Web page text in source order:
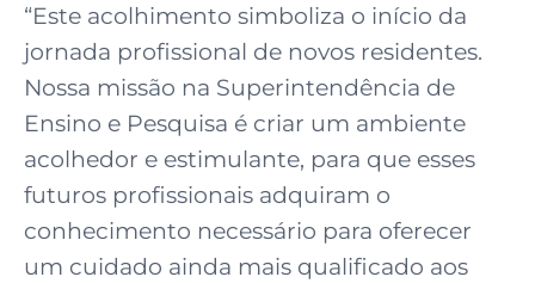
“Este acolhimento simboliza o início da
jornada profissional de novos residentes.
Nossa missão na Superintendência de
Ensino e Pesquisa é criar um ambiente
acolhedor e estimulante, para que esses
futuros profissionais adquiram o
conhecimento necessário para oferecer
um cuidado ainda mais qualificado aos